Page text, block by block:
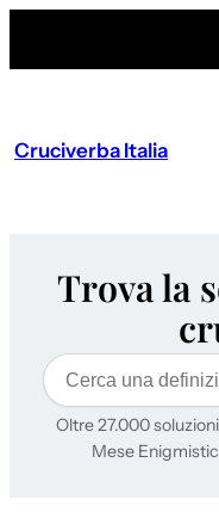
Cruciverba Italia
Trova la
Cerca
Oltre 27.000
Mese